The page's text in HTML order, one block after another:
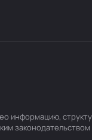
информацию,